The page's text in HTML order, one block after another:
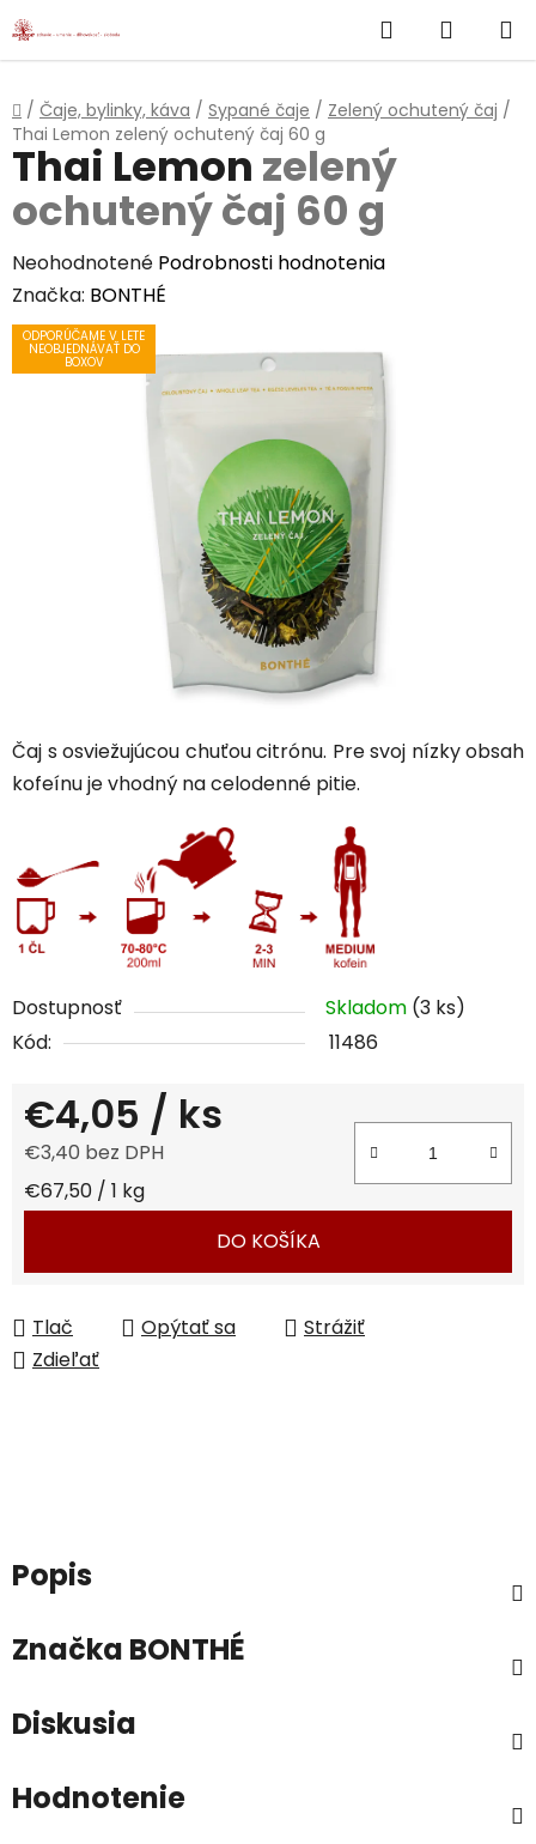
Prejsť
na
Hľadať
KOŠÍK
Domov
/ Čaje, bylinky, káva / Sypané čaje / Zelený ochutený čaj /
Thai Lemon zelený ochutený čaj 60 g
Čaj s osviežujúcou chuťou citrónu. Pre svoj nízky obsah
kofeínu je vhodný na celodenné pitie.
Dostupnosť Skladom (3 ks)
Kód:
11486
€4,05 / ks
€3,40 bez DPH
Jednotková cena:
€67,50 / 1 kg
DO KOŠÍKA
Tlač Opýtať sa
Strážiť
Zdieľať
Thai Lemon zelený
ochutený čaj 60 g
Priemerné
hodnotenie
produktu
Neohodnotené Podrobnosti hodnotenia
Značka: BONTHÉ
ODPORÚČAME V LETE
NEOBJEDNÁVAŤ DO
BOXOV
Popis
Značka BONTHÉ
Diskusia
Hodnotenie